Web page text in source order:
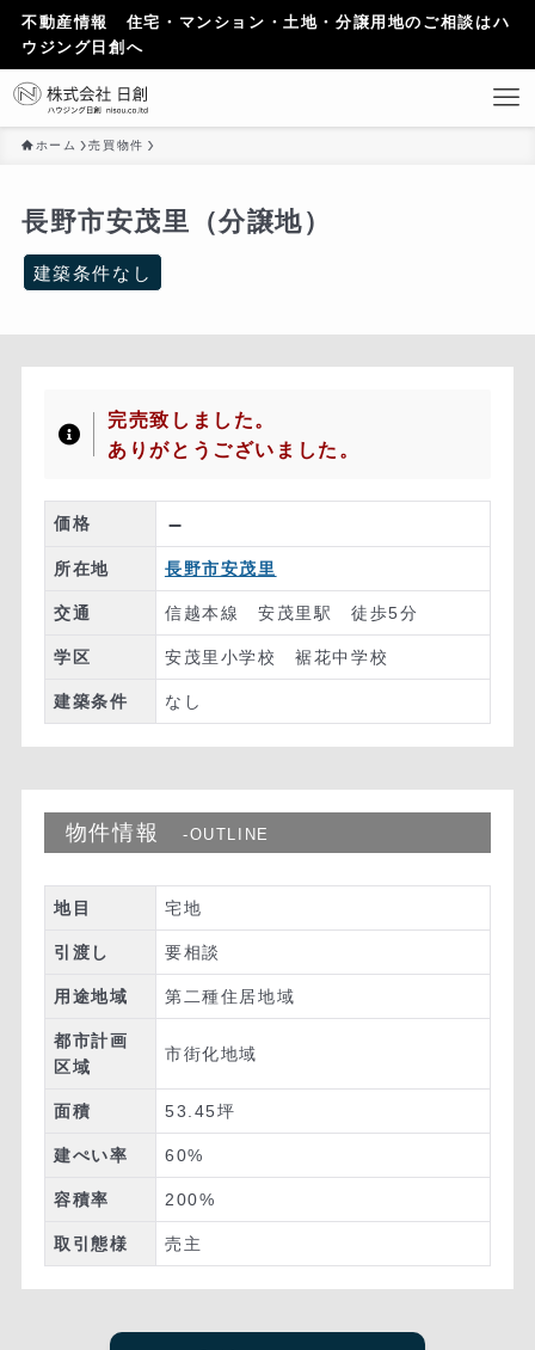
不動産情報 住宅・マンション・土地・分譲用地のご相談はハ
ウジング日創へ
ホーム 売買物件
長野市安茂里（分譲地）
建築条件なし
完売致しました。
ありがとうございました。
価格 –
所在地 長野市安茂里
交通 信越本線 安茂里駅 徒歩5分
学区 安茂里小学校 裾花中学校
建築条件 なし
物件情報 -OUTLINE
地目 宅地
引渡し 要相談
用途地域 第二種住居地域
都市計画
区域
市街化地域
面積 53.45坪
建ぺい率 60%
容積率 200%
取引態様 売主